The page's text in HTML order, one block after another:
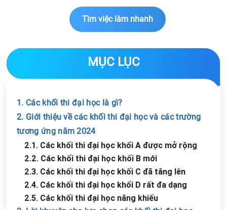
Tìm việc làm nhanh
MỤC LỤC
1. Các khối thi đại học là gì?
2. Giới thiệu về các khối thi đại học và các trường
tương ứng năm 2024
2.1. Các khối thi đại học khối A được mở rộng
2.2. Các khối thi đại học khối B mới
2.3. Các khối thi đại học khối C đã tăng lên
2.4. Các khối thi đại học khối D rất đa dạng
2.5. Các khối thi đại học năng khiếu